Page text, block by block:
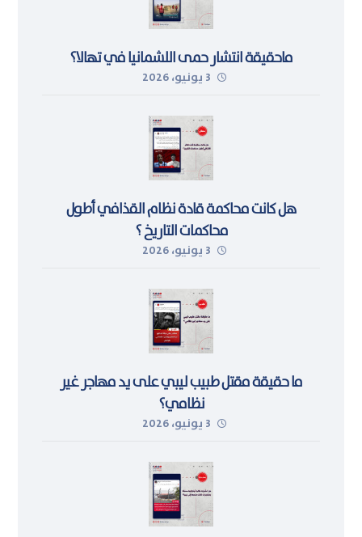
ماحقيقة انتشار حمى اللشمانيا في تهالا؟
3 يونيو، 2026
هل كانت محاكمة قادة نظام القذافي أطول
محاكمات التاريخ ؟
3 يونيو، 2026
ما حقيقة مقتل طبيب ليبي على يد مهاجر غير
نظامي؟
3 يونيو، 2026